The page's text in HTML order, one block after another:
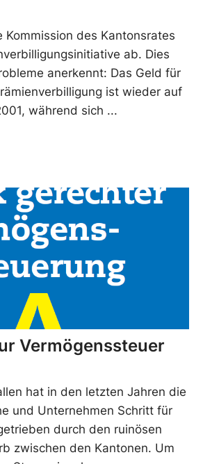
Kommission des Kantonsrates
ab. Dies
anerkennt: Das Geld für
ist wieder auf
während sich
Vermögenssteuer
hat in den letzten Jahren die
und Unternehmen Schritt für
durch den ruinösen
zwischen den Kantonen. Um